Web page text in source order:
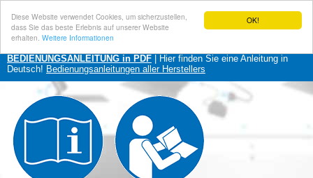
OK!
Diese Website verwendet Cookies, um sicherzustellen,
dass Sie das beste Erlebnis auf unserer Website
erhalten. Weitere Informationen
BEDIENUNGSANLEITUNG in PDF | Hier finden Sie eine Anleitung in
Deutsch! Bedienungsanleitungen aller Herstellers